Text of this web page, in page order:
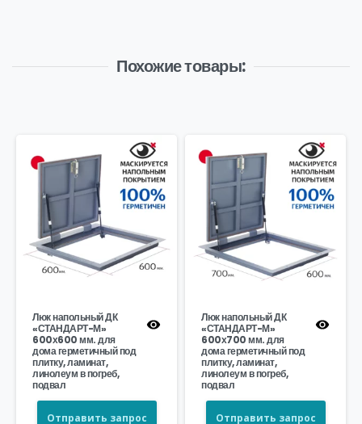
Похожие товары:
Люк напольный ДК
«СТАНДАРТ-М»
600х600 мм. для
дома герметичный под
плитку, ламинат,
линолеум в погреб,
подвал
Отправить запрос
Люк напольный ДК
«СТАНДАРТ-М»
600х700 мм. для
дома герметичный под
плитку, ламинат,
линолеум в погреб,
подвал
Отправить запрос